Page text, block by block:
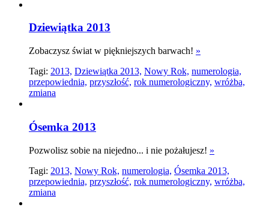
Dziewiątka 2013
Zobaczysz świat w piękniejszych barwach! »
Tagi: 2013, Dziewiątka 2013, Nowy Rok, numerologia,
przepowiednia, przyszłość, rok numerologiczny, wróżba,
zmiana
Ósemka 2013
Pozwolisz sobie na niejedno... i nie pożałujesz! »
Tagi: 2013, Nowy Rok, numerologia, Ósemka 2013,
przepowiednia, przyszłość, rok numerologiczny, wróżba,
zmiana